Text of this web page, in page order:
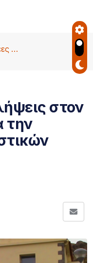
Τρεις νέες προσλήψεις στον Δήμο Λήμνου για την ενίσχυση πολιτιστικών δομών
στον
την